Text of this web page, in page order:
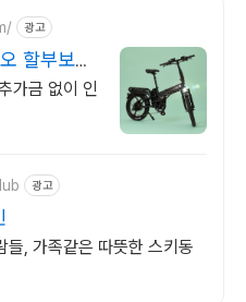
광고
할부보다
가금 없이 인
광고
들, 가족같은 따뜻한 스키동